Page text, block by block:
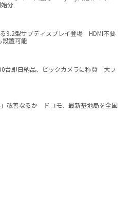
分
9.2型サブディスプレイ登場 HDMI不要
設置可能
台即日納品、ビックカメラに称賛「大フ
」改善なるか ドコモ、最新基地局を全国